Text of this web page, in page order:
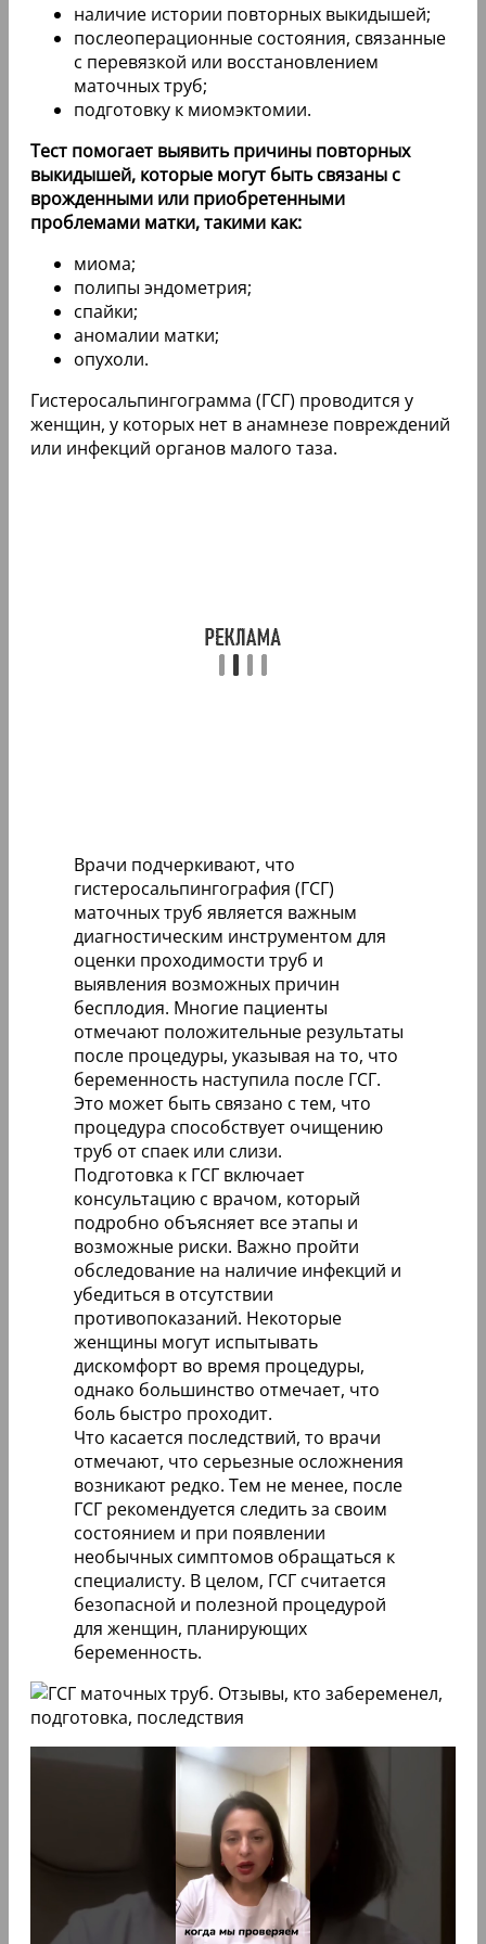
наличие истории повторных выкидышей;
послеоперационные состояния, связанные
с перевязкой или восстановлением
маточных труб;
подготовку к миомэктомии.
Тест помогает выявить причины повторных
выкидышей, которые могут быть связаны с
врожденными или приобретенными
проблемами матки, такими как:
миома;
полипы эндометрия;
спайки;
аномалии матки;
опухоли.
Гистеросальпингограмма (ГСГ) проводится у
женщин, у которых нет в анамнезе повреждений
или инфекций органов малого таза.
Врачи подчеркивают, что
гистеросальпингография (ГСГ)
маточных труб является важным
диагностическим инструментом для
оценки проходимости труб и
выявления возможных причин
бесплодия. Многие пациенты
отмечают положительные результаты
после процедуры, указывая на то, что
беременность наступила после ГСГ.
Это может быть связано с тем, что
процедура способствует очищению
труб от спаек или слизи.
Подготовка к ГСГ включает
консультацию с врачом, который
подробно объясняет все этапы и
возможные риски. Важно пройти
обследование на наличие инфекций и
убедиться в отсутствии
противопоказаний. Некоторые
женщины могут испытывать
дискомфорт во время процедуры,
однако большинство отмечает, что
боль быстро проходит.
Что касается последствий, то врачи
отмечают, что серьезные осложнения
возникают редко. Тем не менее, после
ГСГ рекомендуется следить за своим
состоянием и при появлении
необычных симптомов обращаться к
специалисту. В целом, ГСГ считается
безопасной и полезной процедурой
для женщин, планирующих
беременность.